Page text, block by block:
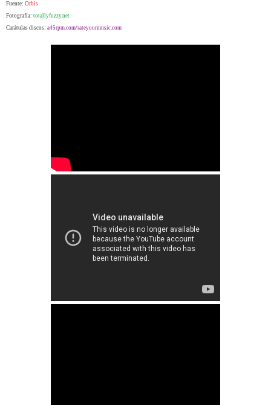
Fuente: Orbis
Fotografía: totallyfuzzy.net
Carátulas discos: a45rpm.com/rateyourmusic.com